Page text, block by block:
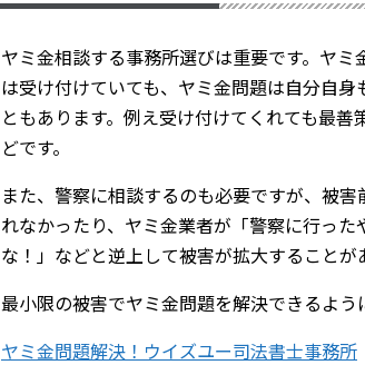
ヤミ金相談する事務所選びは重要です。ヤ
は受け付けていても、ヤミ金問題は自分自
ともあります。例え受け付けてくれても最
どです。
また、警察に相談するのも必要ですが、被
れなかったり、ヤミ金業者が「警察に行っ
な！」などと逆上して被害が拡大することが
最小限の被害でヤミ金問題を解決できるよう
ヤミ金問題解決！ウイズユー司法書士事務所